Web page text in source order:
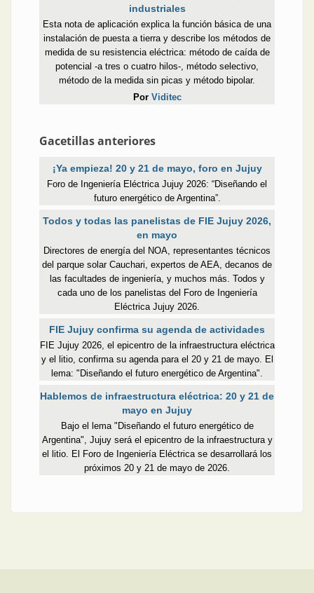
industriales
Esta nota de aplicación explica la función básica de una
instalación de puesta a tierra y describe los métodos de
medida de su resistencia eléctrica: método de caída de
potencial -a tres o cuatro hilos-, método selectivo,
método de la medida sin picas y método bipolar.
Por Viditec
Gacetillas anteriores
¡Ya empieza! 20 y 21 de mayo, foro en Jujuy
Foro de Ingeniería Eléctrica Jujuy 2026: “Diseñando el
futuro energético de Argentina”.
Todos y todas las panelistas de FIE Jujuy 2026,
en mayo
Directores de energía del NOA, representantes técnicos
del parque solar Cauchari, expertos de AEA, decanos de
las facultades de ingeniería, y muchos más. Todos y
cada uno de los panelistas del Foro de Ingeniería
Eléctrica Jujuy 2026.
FIE Jujuy confirma su agenda de actividades
FIE Jujuy 2026, el epicentro de la infraestructura eléctrica
y el litio, confirma su agenda para el 20 y 21 de mayo. El
lema: "Diseñando el futuro energético de Argentina".
Hablemos de infraestructura eléctrica: 20 y 21 de
mayo en Jujuy
Bajo el lema "Diseñando el futuro energético de
Argentina", Jujuy será el epicentro de la infraestructura y
el litio. El Foro de Ingeniería Eléctrica se desarrollará los
próximos 20 y 21 de mayo de 2026.